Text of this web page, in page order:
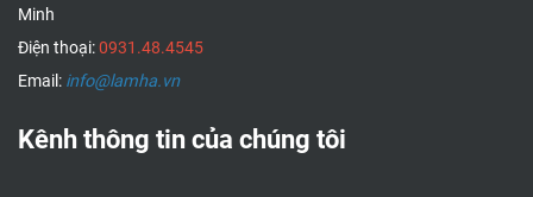
Minh
Điện thoại:0931.48.4545
Email: info@lamha.vn
Kênh thông tin của chúng tôi